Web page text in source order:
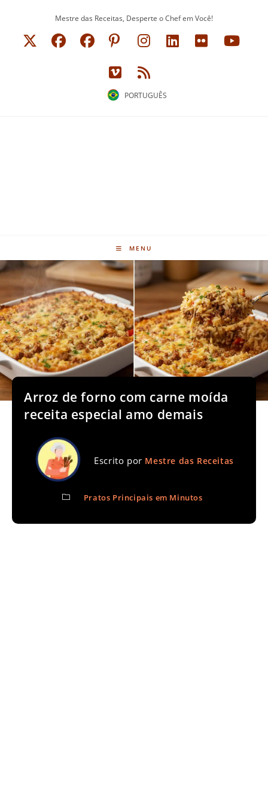
Mestre das Receitas, Desperte o Chef em Você!
PORTUGUÊS
MENU
Arroz de forno com carne moída
receita especial amo demais
Escrito por Mestre das Receitas
Pratos Principais em Minutos